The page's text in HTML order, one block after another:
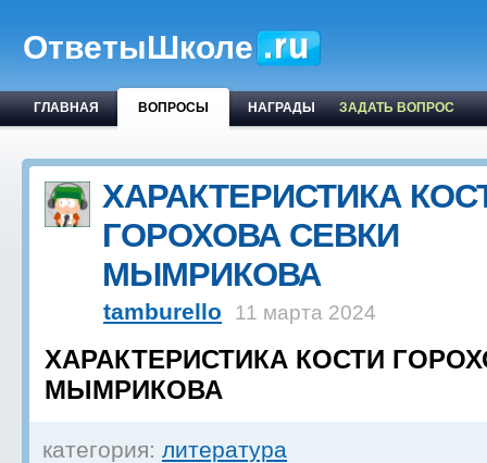
ОтветыШколе
ГЛАВНАЯ ВОПРОСЫ НАГРАДЫ ЗАДАТЬ ВОПРОС
ХАРАКТЕРИСТИКА
ГОРОХОВА СЕВКИ
МЫМРИКОВА
tamburello 11 марта 2024
ХАРАКТЕРИСТИКА КОСТИ
МЫМРИКОВА
категория: литература